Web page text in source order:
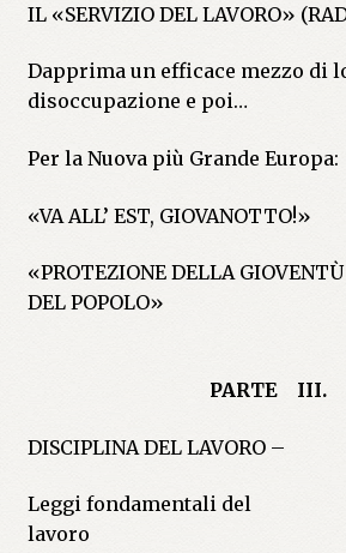
IL «SERVIZIO DEL LAVORO»
Dapprima un efficace mezzo di
disoccupazione
Per la Nuova più Grande Europa:
«VA ALL’ EST,
«PROTEZIONE DELLA
DEL
PARTE III.
DISCIPLINA DEL LAVORO –
Leggi fondamentali del
lavoro